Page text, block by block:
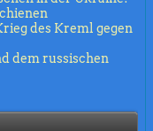
des Kreml gegen
dem russischen